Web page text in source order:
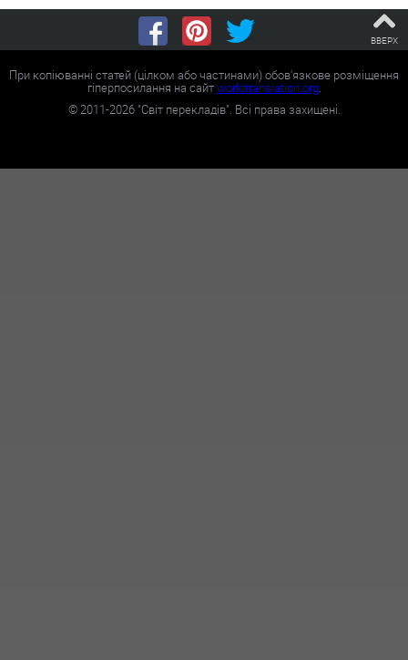
ВВЕРХ
При копіюванні статей (цілком або частинами) обов'язкове розміщення
гіперпосилання на сайтworldtranslation.org.
©2011-2026"Світ перекладів". Всі права захищені.